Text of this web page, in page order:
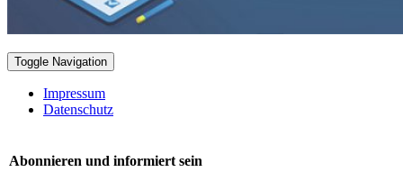
Toggle Navigation
Impressum
Datenschutz
Abonnieren und informiert sein